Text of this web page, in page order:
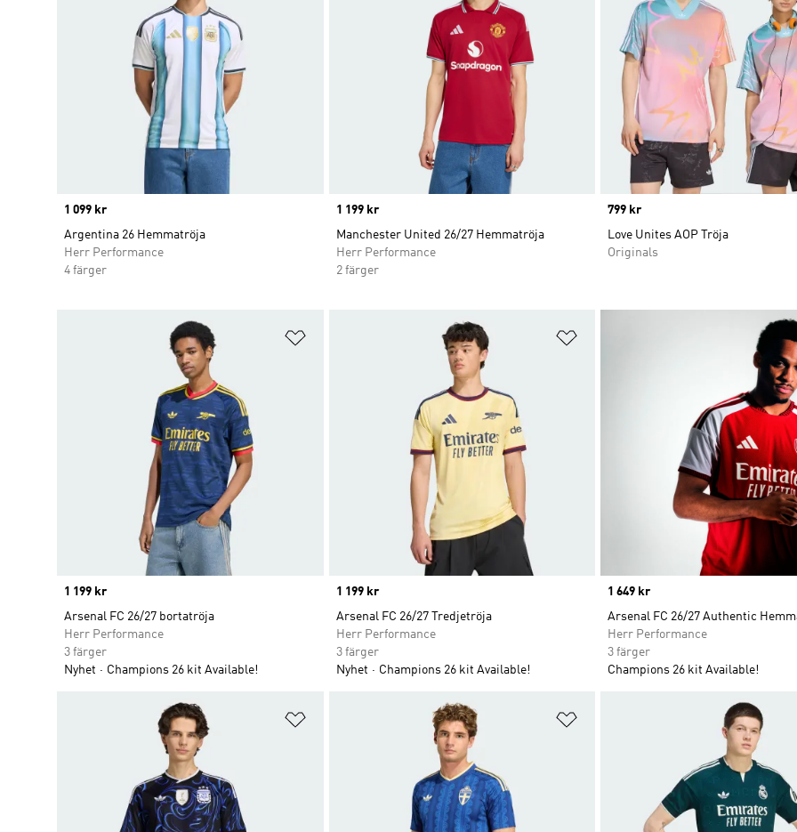
Price
1 099 kr
Argentina 26 Hemmatröja
Herr Performance
4 färger
Price
1 199 kr
Manchester United 26/27 Hemmatröja
Herr Performance
2 färger
Price
799 kr
Love Unites AOP Tröja
Originals
Lägg till på önskelistan
Price
1 199 kr
Arsenal FC 26/27 bortatröja
Herr Performance
3 färger
Nyhet
Champions 26 kit Available!
Price
1 199 kr
Arsenal FC 26/27 Tredjetröja
Herr Performance
3 färger
Nyhet
Champions 26 kit Available!
Price
1 649 kr
Arsenal FC 26/27 Authentic
Herr Performance
3 färger
Champions 26 kit Available!
Lägg till på önskelistan Lägg till på önskelistan